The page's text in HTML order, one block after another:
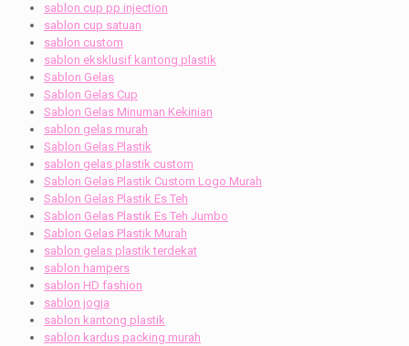
sablon cup pp injection
sablon cup satuan
sablon custom
sablon eksklusif kantong plastik
Sablon Gelas
Sablon Gelas Cup
Sablon Gelas Minuman Kekinian
sablon gelas murah
Sablon Gelas Plastik
sablon gelas plastik custom
Sablon Gelas Plastik Custom Logo Murah
Sablon Gelas Plastik Es Teh
Sablon Gelas Plastik Es Teh Jumbo
Sablon Gelas Plastik Murah
sablon gelas plastik terdekat
sablon hampers
sablon HD fashion
sablon jogja
sablon kantong plastik
sablon kardus packing murah